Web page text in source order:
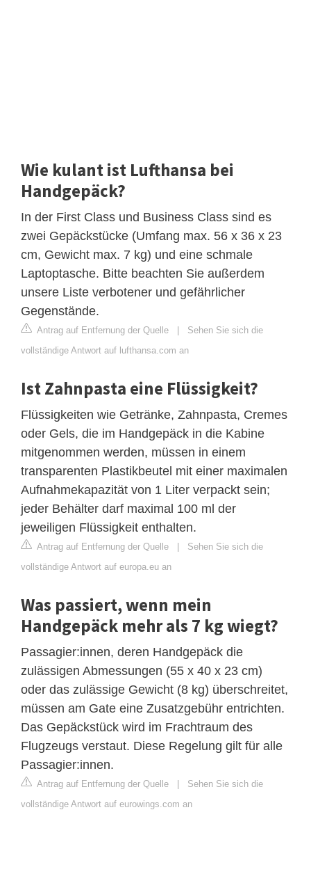
Wie kulant ist Lufthansa bei
Handgepäck?
In der First Class und Business Class sind es
zwei Gepäckstücke (Umfang max. 56 x 36 x 23
cm, Gewicht max. 7 kg) und eine schmale
Laptoptasche. Bitte beachten Sie außerdem
unsere Liste verbotener und gefährlicher
Gegenstände.
Antrag auf Entfernung der Quelle | Sehen Sie sich die
vollständige Antwort auf lufthansa.com an
Ist Zahnpasta eine Flüssigkeit?
Flüssigkeiten wie Getränke, Zahnpasta, Cremes
oder Gels, die im Handgepäck in die Kabine
mitgenommen werden, müssen in einem
transparenten Plastikbeutel mit einer maximalen
Aufnahmekapazität von 1 Liter verpackt sein;
jeder Behälter darf maximal 100 ml der
jeweiligen Flüssigkeit enthalten.
Antrag auf Entfernung der Quelle | Sehen Sie sich die
vollständige Antwort auf europa.eu an
Was passiert, wenn mein
Handgepäck mehr als 7 kg wiegt?
Passagier:innen, deren Handgepäck die
zulässigen Abmessungen (55 x 40 x 23 cm)
oder das zulässige Gewicht (8 kg) überschreitet,
müssen am Gate eine Zusatzgebühr entrichten.
Das Gepäckstück wird im Frachtraum des
Flugzeugs verstaut. Diese Regelung gilt für alle
Passagier:innen.
Antrag auf Entfernung der Quelle | Sehen Sie sich die
vollständige Antwort auf eurowings.com an